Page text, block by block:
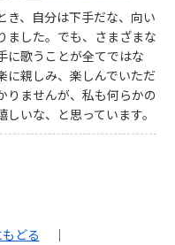
き、自分は下手だな、向い
ました。でも、さまざまな
に歌うことが全てではな
に親しみ、楽しんでいただ
りませんが、私も何らかの
いな、と思っています。
どる ｜